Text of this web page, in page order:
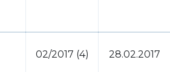
02/2017 (4) 28.02.2017